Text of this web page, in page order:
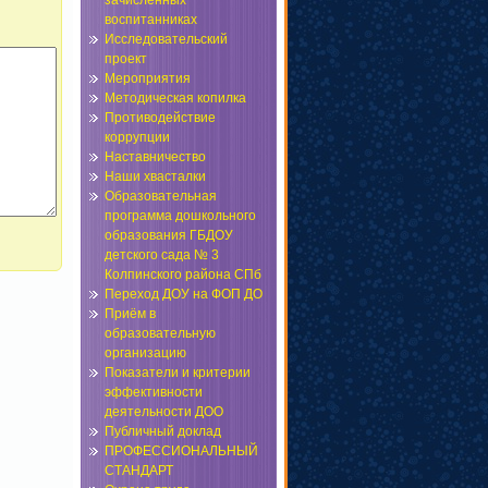
воспитанниках
Исследовательский
проект
Мероприятия
Методическая копилка
Противодействие
коррупции
Наставничество
Наши хвасталки
Образовательная
программа дошкольного
образования ГБДОУ
детского сада № 3
Колпинского района СПб
Переход ДОУ на ФОП ДО
Приём в
образовательную
организацию
Показатели и критерии
эффективности
деятельности ДОО
Публичный доклад
ПРОФЕССИОНАЛЬНЫЙ
СТАНДАРТ